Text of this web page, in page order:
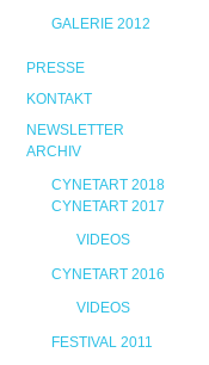
GALERIE 2012
PRESSE
KONTAKT
NEWSLETTER
ARCHIV
CYNETART 2018
CYNETART 2017
VIDEOS
CYNETART 2016
VIDEOS
FESTIVAL 2011